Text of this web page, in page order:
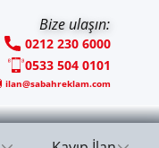
Bize ulaşın:
0212 230 6000
0533 504 0101
ilan@sabahreklam.com